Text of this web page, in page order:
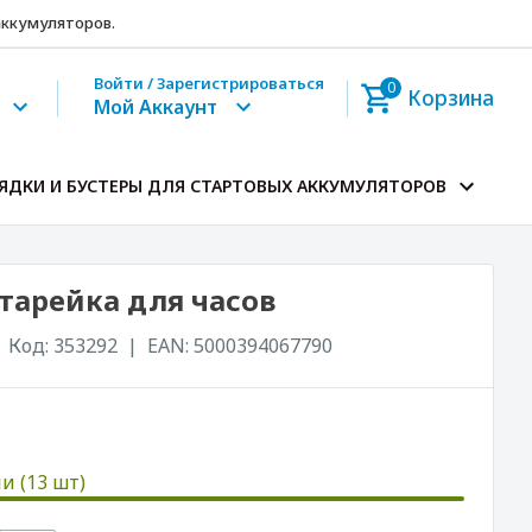
Войти / Зарегистрироваться
Мой Аккаунт
0 Корзина
И БУСТЕРЫ ДЛЯ СТАРТОВЫХ АККУМУЛЯТОРОВ
для часов
Код: 353292 EAN: 5000394067790
(13 шт)